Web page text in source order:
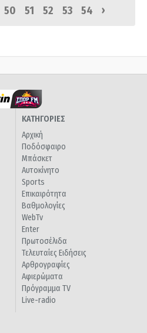
50 51 52 53 54 ›
ΚΑΤΗΓΟΡΙΕΣ
Αρχική
Ποδόσφαιρο
Μπάσκετ
Αυτοκίνητο
Sports
Επικαιρότητα
Βαθμολογίες
WebTv
Enter
Πρωτοσέλιδα
Τελευταίες Ειδήσεις
Αρθρογραφίες
Αφιερώματα
Πρόγραμμα TV
Live-radio